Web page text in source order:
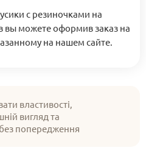
с резиночками на
вы можете оформив заказ на
на нашем сайте.
властивості,
вигляд та
попередження